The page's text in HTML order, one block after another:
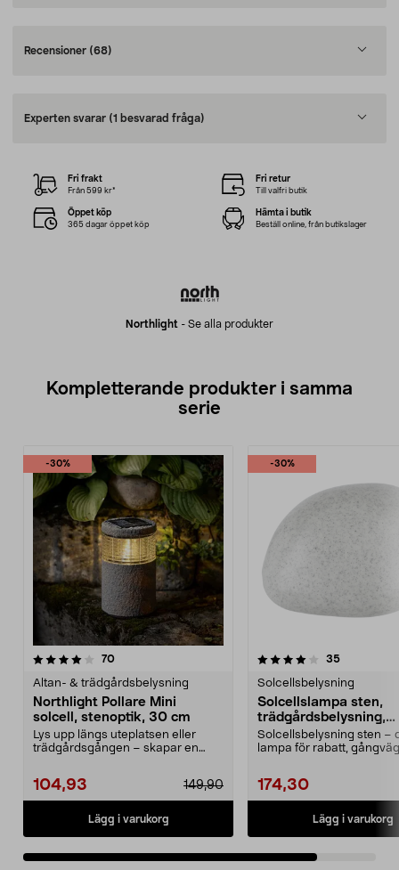
Recensioner (68)
Experten svarar (1 besvarad fråga)
Northlight - Se alla produkter
Fri frakt
Från 599 kr*
Fri retur
Till valfri butik
Öppet köp
365 dagar öppet köp
Hämta i butik
Beställ online, från butikslager
Kompletterande produkter i samma
serie
-30%
70recensioner
Altan- & trädgårdsbelysning
Northlight Pollare Mini
solcell, stenoptik, 30 cm
Lys upp längs uteplatsen eller
trädgårdsgången – skapar en
149,90
104,93
Lägg i varukorg
-30%
4.0av 5 stjärnor 35recensioner
Solcellsbelysning
Solcellslampa sten,
trädgårdsbelysning,
Northlight
Solcellsbelysning sten –
lampa för rabatt,
174,30
Lägg i varukorg